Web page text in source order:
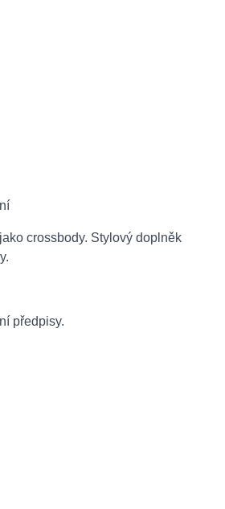
předpisy.